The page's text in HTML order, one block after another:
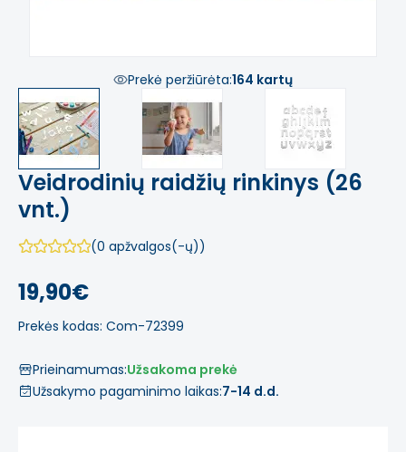
Prekė peržiūrėta:164 kartų
Veidrodinių raidžių rinkinys (26
vnt.)
(0 apžvalgos(-ų))
19,90€
Prekės kodas: Com-72399
Prieinamumas:Užsakoma prekė
Užsakymo pagaminimo laikas:7-14 d.d.